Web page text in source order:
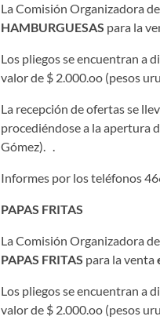
La Comisión Organizadora
HAMBURGUESAS para la
Los pliegos se encuentran a
valor de $ 2.000.oo (pesos
La recepción de ofertas se
procediéndose a la apertura
Gómez). .
Informes por los teléfonos
PAPAS FRITAS
La Comisión Organizadora
PAPAS FRITAS para la venta
Los pliegos se encuentran a
valor de $ 2.000.oo (pesos